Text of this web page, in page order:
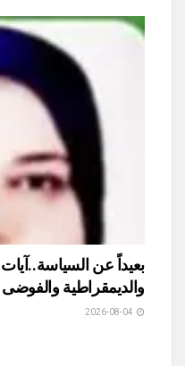
بعيداً عن
والديمقراطية والفوضى